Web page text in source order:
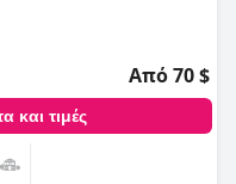
Από 70 $
και τιμές